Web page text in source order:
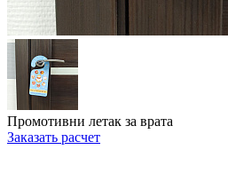
Промотивни летак за врата
Заказать расчет